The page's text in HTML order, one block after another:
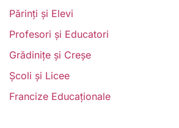
Părinți și Elevi
Profesori și Educatori
Grădinițe și Creșe
Școli și Licee
Francize Educaționale